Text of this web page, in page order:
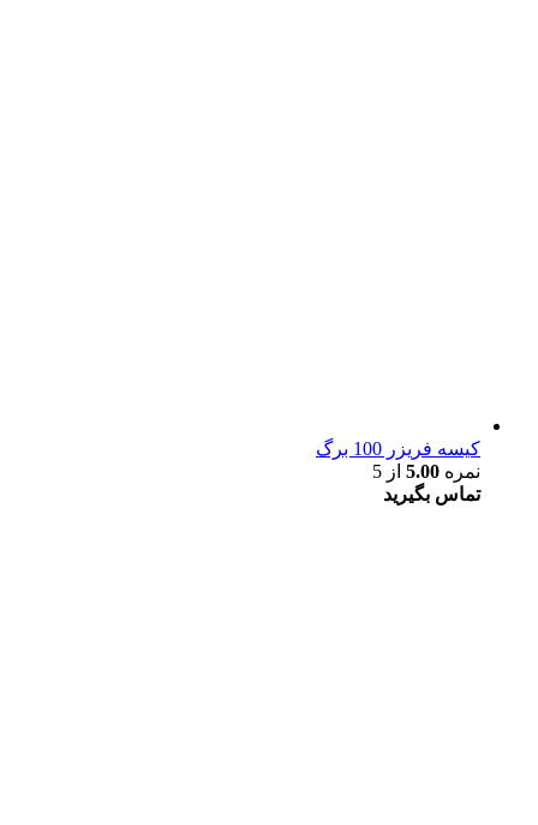
کیسه فریزر 100 برگ
نمره 5.00 از 5
تماس بگیرید